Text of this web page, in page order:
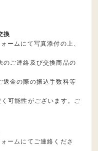
換
ームにて写真添付の上、
のご連絡及び交換商品の
返金の際の振込手数料等
可能性がございます。ご
ームにてご連絡くださ